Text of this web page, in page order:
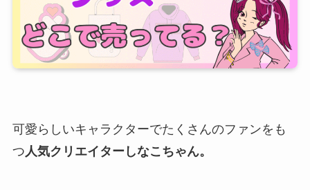
可愛らしいキャラクターでたくさんのファンをも
つ人気クリエイターしなこちゃん。